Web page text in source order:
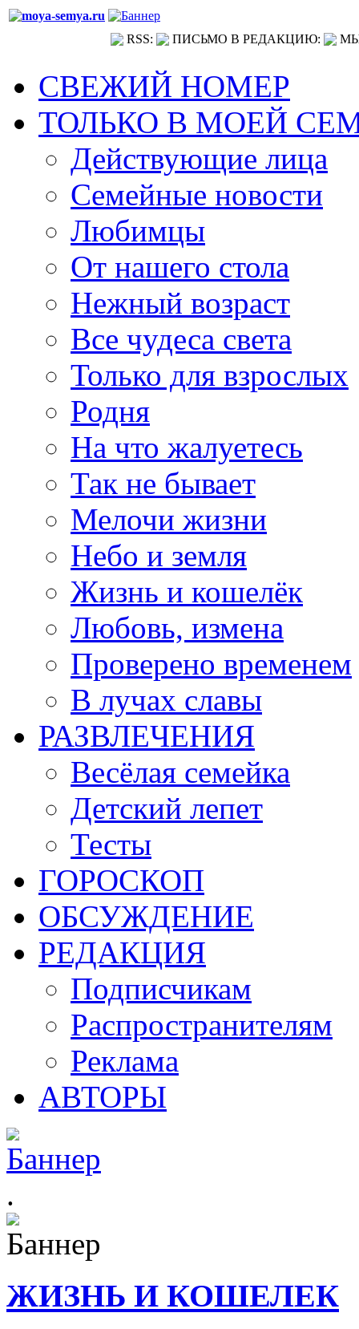
RSS: ПИСЬМО В РЕДАКЦИЮ:
СВЕЖИЙ НОМЕР
ТОЛЬКО В МОЕЙ
Действующие лица
Семейные новости
Любимцы
От нашего стола
Нежный возраст
Все чудеса света
Только для взрослых
Родня
На что жалуетесь
Так не бывает
Мелочи жизни
Небо и земля
Жизнь и кошелёк
Любовь, измена
Проверено временем
В лучах славы
РАЗВЛЕЧЕНИЯ
Весёлая семейка
Детский лепет
Тесты
ГОРОСКОП
ОБСУЖДЕНИЕ
РЕДАКЦИЯ
Подписчикам
Распространителям
Реклама
АВТОРЫ
.
ЖИЗНЬ И КОШЕЛЕК